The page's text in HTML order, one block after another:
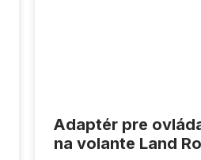
Adaptér pre
na volante Land